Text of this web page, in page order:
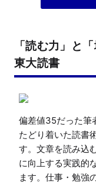
「読む力」と
東大読書
偏差値35だった筆
たどり着いた読書
す。文章を読み込
に向上する実践的
ます。仕事・勉強